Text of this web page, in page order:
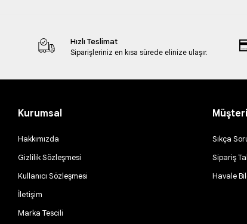
Hızlı Teslimat
Siparişleriniz en kısa sürede elinize ulaşır.
Kurumsal
Hakkımızda
Gizlilik Sözleşmesi
Kullanıcı Sözleşmesi
İletişim
Marka Tescili
Sıkça
Sipariş
Havale